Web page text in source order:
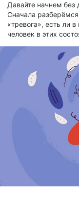
Давайте начнем без
Сначала
«тревога», есть ли
человек в этих